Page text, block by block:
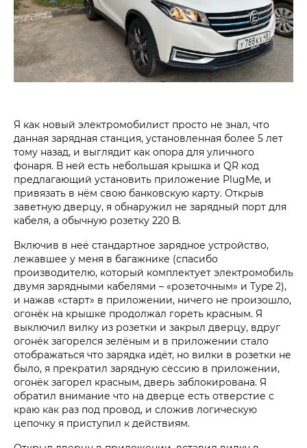
Я как новый электромобилист просто не знал, что
данная зарядная станция, установленная более 5 лет
тому назад, и выглядит как опора для уличного
фонаря. В ней есть небольшая крышка и QR код
предлагающий установить приложение PlugMe, и
привязать в нём свою банковскую карту. Открыв
заветную дверцу, я обнаружил не зарядный порт для
кабеля, а обычную розетку 220 В.
Включив в неё стандартное зарядное устройство,
лежавшее у меня в багажнике (спасибо
производителю, который комплектует электромобиль
двумя зарядными кабелями – «розеточным» и Type 2),
и нажав «старт» в приложении, ничего не произошло,
огонёк на крышке продолжал гореть красным. Я
выключил вилку из розетки и закрыл дверцу, вдруг
огонёк загорелся зелёным и в приложении стало
отображаться что зарядка идёт, но вилки в розетки не
было, я прекратил зарядную сессию в приложении,
огонёк загорел красным, дверь заблокирована. Я
обратил внимание что на дверце есть отверстие с
краю как раз под провод, и сложив логическую
цепочку я приступил к действиям.